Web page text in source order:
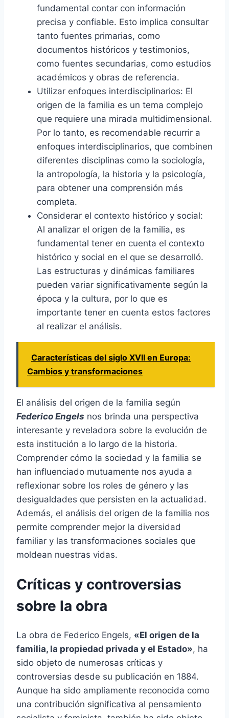
fundamental contar con información
precisa y confiable. Esto implica consultar
tanto fuentes primarias, como
documentos históricos y testimonios,
como fuentes secundarias, como estudios
académicos y obras de referencia.
Utilizar enfoques interdisciplinarios: El
origen de la familia es un tema complejo
que requiere una mirada multidimensional.
Por lo tanto, es recomendable recurrir a
enfoques interdisciplinarios, que combinen
diferentes disciplinas como la sociología,
la antropología, la historia y la psicología,
para obtener una comprensión más
completa.
Considerar el contexto histórico y social:
Al analizar el origen de la familia, es
fundamental tener en cuenta el contexto
histórico y social en el que se desarrolló.
Las estructuras y dinámicas familiares
pueden variar significativamente según la
época y la cultura, por lo que es
importante tener en cuenta estos factores
al realizar el análisis.
Características del siglo XVII en Europa:
Cambios y transformaciones
El análisis del origen de la familia según
Federico Engels nos brinda una perspectiva
interesante y reveladora sobre la evolución de
esta institución a lo largo de la historia.
Comprender cómo la sociedad y la familia se
han influenciado mutuamente nos ayuda a
reflexionar sobre los roles de género y las
desigualdades que persisten en la actualidad.
Además, el análisis del origen de la familia nos
permite comprender mejor la diversidad
familiar y las transformaciones sociales que
moldean nuestras vidas.
Críticas y controversias
sobre la obra
La obra de Federico Engels, «El origen de la
familia, la propiedad privada y el Estado», ha
sido objeto de numerosas críticas y
controversias desde su publicación en 1884.
Aunque ha sido ampliamente reconocida como
una contribución significativa al pensamiento